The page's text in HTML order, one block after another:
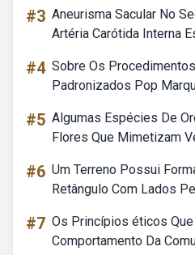
#3 Aneurisma Sacular No
Artéria Carótida Interna
#4 Sobre Os
Padronizados Pop
#5 Algumas Espécies De
Flores Que Mimetizam
#6 Um Terreno Possui
Retângulo Com Lados
#7 Os Princípios éticos
Comportamento Da